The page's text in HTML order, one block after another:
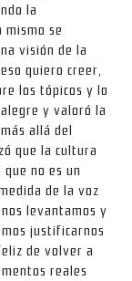
la
mismo se
visión de la
quiero creer,
los tópicos y lo
y valoró la
allá del
que la cultura
no es un
de la voz
levantamos y
justificarnos
de volver a
reales